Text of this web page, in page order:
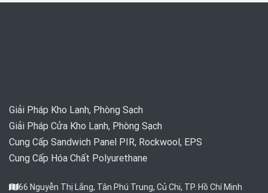
Giải Pháp Kho Lạnh, Phòng Sạch
Giải Pháp Cửa Kho Lạnh, Phòng Sạch
Cung Cấp Sandwich Panel PIR, Rockwool, EPS
Cung Cấp Hóa Chất Polyurethane
66 Nguyễn Thị Lắng, Tân Phú Trung, Củ Chi, TP. Hồ Chí Minh